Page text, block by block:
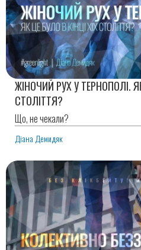
ЖІНОЧИЙ РУХ У ТЕРНОПОЛІ.
СТОЛІТТЯ?
Що, не чекали?
Діана Демидяк